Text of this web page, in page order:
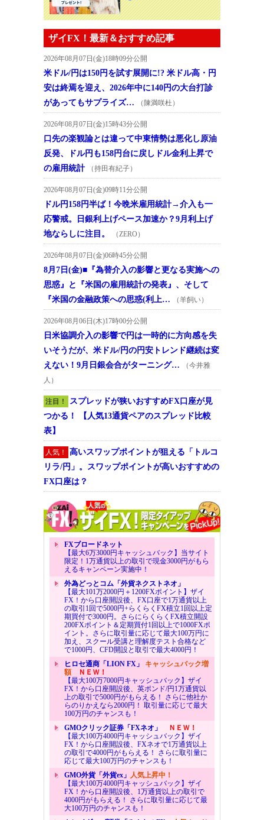
ザイFX！最新＆おすすめ記事
2026年08月07日(金)18時09分公開
米ドル/円は150円を試す展開に!? 米ドル高・円
安は終焉を迎え、2026年中に140円の大台打診
があってもサプライズ…
（陳満咲杜）
2026年08月07日(金)15時43分公開
口先の楽観論とは違って中東情勢は悪化し原油
反発、ドル円も158円台に戻しドル金利上昇で
の雇用統計
（持田有紀子）
2026年08月07日(金)09時11分公開
ドル円158円半ば！今晩米雇用統計→介入も一
応警戒。日銀利上げペース加速か？9月利上げ
地ならしに注目。
（ZERO）
2026年08月07日(金)06時45分公開
8月7日(金)■『為替介入の影響と更なる実施への
思惑』と『米国の雇用統計の発表』、そして
『米国の金融政策への思惑(利上…
（羊飼い）
2026年08月06日(木)17時00分公開
日米協調介入の影響で円は一時的に方向感を失
いそうだが、米ドル/円の円安トレンド継続は変
えない！9月日銀会合がターニング…
（今井雅
人）
注目！
スプレッドが狭いおすすめFX口座が見
つかる！ 【人気13通貨ペアのスプレッド比較
表】
人気！
高いスワップポイントが狙える「トルコ
リラ/円」。スワップポイントが高いおすすめの
FX口座は？
FXブロードネット
【最大6万3000円キャッシュバック】当サイト
限定！1万通貨以上の取引で現金3000円がもら
えるキャンペーン実施中！
外為どっとコム「外貨ネクストネオ」
【最大101万2000円＋1200FXポイント】ザイ
FX！から口座開設後、FX口座で1万通貨以上
の取引1回で5000円+らくらくFX積立1回以上定
期買付で3000円。さらにらくらくFX積立開設
200FXポイント＆定期買付1回以上で1000FXポ
イント。さらに取引量に応じて最大100万円に
加え、スクール受講と理解度テスト合格など
で1000円、CFD開設と取引で最大4000円！
ヒロセ通商「LION FX」 キャッシュバック増
額ＮＥＷ！
【最大100万7000円キャッシュバック】ザイ
FX！から口座開設後、英ポンド/円1万通貨以
上の取引で5000円がもらえる！ さらに他社か
らのりかえなら2000円！ 取引量に応じて最大
100万円のチャンスも！
GMOクリック証券「FXネオ」
ＮＥＷ！
【最大100万4000円キャッシュバック】ザイ
FX！から口座開設後、FXネオで1万通貨以上
の取引で4000円がもらえる！ さらに取引量に
応じて最大100万円のチャンスも！
GMO外貨「外貨ex」 人気上昇中！
【最大100万4000円キャッシュバック】ザイ
FX！から口座開設後、1万通貨以上の取引で
4000円がもらえる！ さらに取引量に応じて最
大100万円のチャンスも！